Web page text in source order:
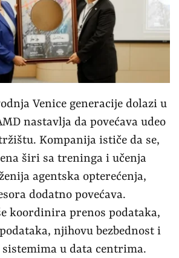
Venice generacije dolazi u
nastavlja da povećava udeo
Kompanija ističe da se,
širi sa treninga i učenja
agentska opterećenja,
dodatno povećava.
koordinira prenos podataka,
njihovu bezbednost i
u data centrima.